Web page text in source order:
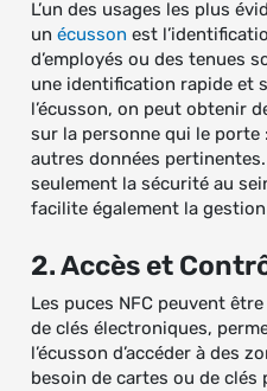
L’un des usages les plus
unécussonest
d’employés ou des tenues
une identification rapide et
l’écusson, on peut obtenir
sur la personne qui le
autres données
seulement la sécurité au
facilite également la
2. Accès et
Les puces NFC peuvent
de clés électroniques,
l’écusson d’accéder à des
besoin de cartes ou de clés